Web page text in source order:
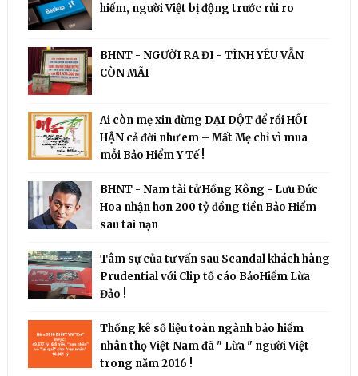
hiểm, người Việt bị động trước rủi ro
BHNT - NGƯỜI RA ĐI - TÌNH YÊU VẪN
CÒN MÃI
Ai còn mẹ xin đừng DẠI DỘT để rồi HỐI
HẬN cả đời như em – Mất Mẹ chỉ vì mua
mỗi Bảo Hiểm Y Tế !
BHNT - Nam tài tử Hồng Kông - Lưu Đức
Hoa nhận hơn 200 tỷ đồng tiền Bảo Hiểm
sau tai nạn
Tâm sự của tư vấn sau Scandal khách hàng
Prudential với Clip tố cáo BảoHiểm Lừa
Đảo !
Thống kê số liệu toàn ngành bảo hiểm
nhân thọ Việt Nam đã " Lừa " người Việt
trong năm 2016 !